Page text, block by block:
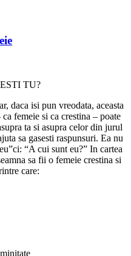
TU?
daca isi pun vreodata, aceasta
femeie si ca crestina – poate
ta si asupra celor din jurul
sa gasesti raspunsuri. Ea nu
“A cui sunt eu?” In cartea
sa fii o femeie crestina si
care: